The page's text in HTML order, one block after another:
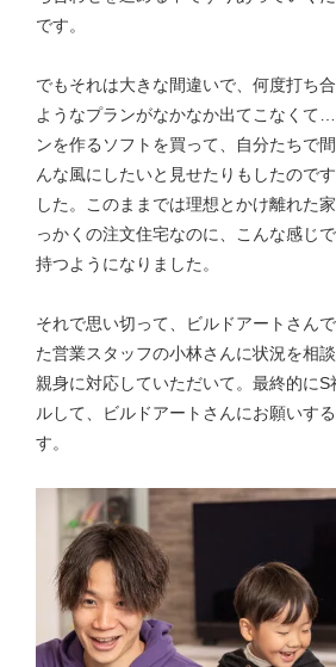
です。
でもそれは大きな間違いで、何度打ち
ようなプランがなかなか出てこなくて
ンを作るソフトを買って、自分たちで
んな風にしたいと見せたりもしたので
した。このままでは理想とかけ離れた
っかくの注文住宅なのに、こんな感じ
持つようになりました。
それで思い切って、ビルドアートさん
た営業スタッフの小林さんに状況を相
親身に対応していただいて。最終的に
ルして、ビルドアートさんにお願いす
す。